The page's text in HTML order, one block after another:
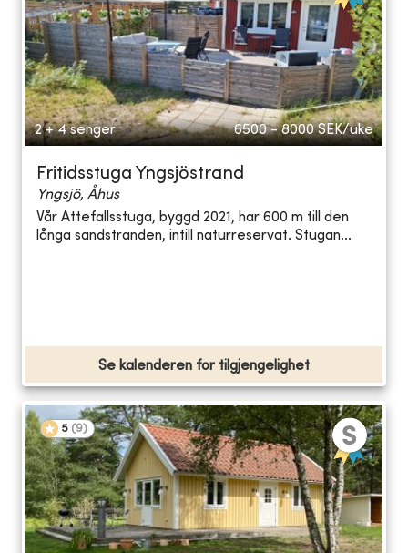
2 + 4 senger 6500 - 8000 SEK/uke
Fritidsstuga Yngsjöstrand
Yngsjö, Åhus
Vår Attefallsstuga, byggd 2021, har 600 m till den
långa sandstranden, intill naturreservat. Stugan...
Se kalenderen for tilgjengelighet
5 (9)